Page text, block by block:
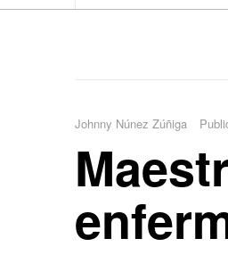
Johnny Núnez Zúñiga